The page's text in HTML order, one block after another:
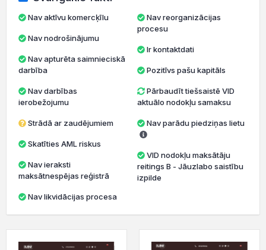
Nav aktīvu komercķīlu
Nav nodrošinājumu
darbība
ierobežojumu
Strādā ar zaudējumiem
Skatīties AML riskus
maksātnespējas reģistrā
Nav likvidācijas procesa
Nav reorganizācijas
procesu
Ir kontaktdati
Pozitīvs pašu kapitāls
Pārbaudīt tiešsaistē VID
aktuālo nodokļu samaksu
Nav parādu piedziņas lietu
VID nodokļu maksātāju
reitings B - Jāuzlabo saistību
izpilde